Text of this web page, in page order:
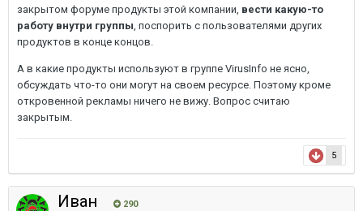
закрытом форуме продукты этой компании, вести какую-то
работу внутри группы, поспорить с пользователями других
продуктов в конце концов.
А в какие продукты используют в группе VirusInfo не ясно,
обсуждать что-то они могут на своем ресурсе. Поэтому кроме
откровенной рекламы ничего не вижу. Вопрос считаю
закрытым.
5
Иван 290